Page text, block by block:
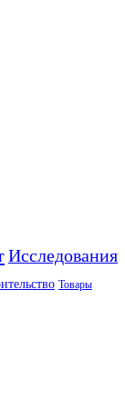
Исследования
Товары